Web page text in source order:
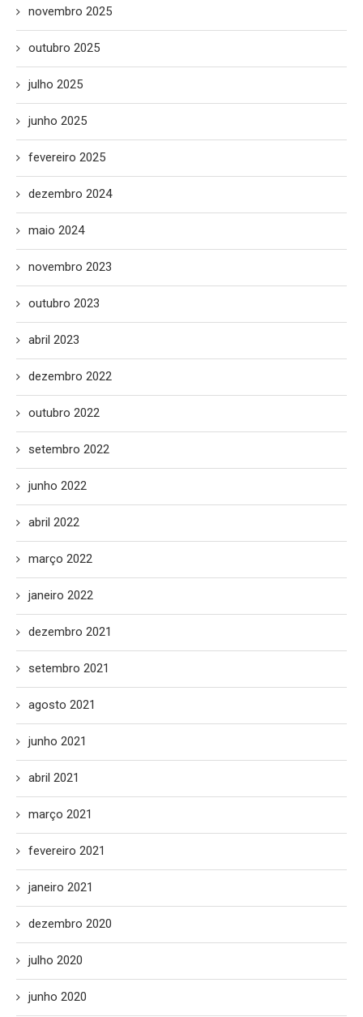
novembro 2025
outubro 2025
julho 2025
junho 2025
fevereiro 2025
dezembro 2024
maio 2024
novembro 2023
outubro 2023
abril 2023
dezembro 2022
outubro 2022
setembro 2022
junho 2022
abril 2022
março 2022
janeiro 2022
dezembro 2021
setembro 2021
agosto 2021
junho 2021
abril 2021
março 2021
fevereiro 2021
janeiro 2021
dezembro 2020
julho 2020
junho 2020